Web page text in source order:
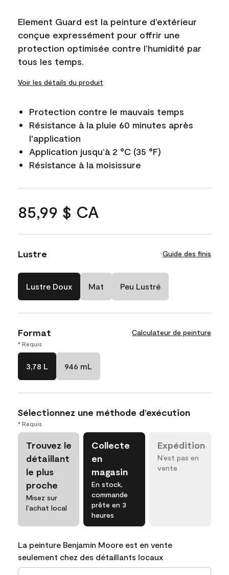
Element Guard est la peinture d’extérieur
conçue expressément pour offrir une
protection optimisée contre l’humidité par
tous les temps.
Voir les détails du produit
Protection contre le mauvais temps
Résistance à la pluie 60 minutes après
l'application
Application jusqu’à 2 °C (35 °F)
Résistance à la moisissure
85,99 $ CA
Lustre Guide des finis
Lustre Doux Mat Peu Lustré
Format Calculateur de peinture
* Requis
3,78 L 946 mL
Sélectionnez une méthode d’exécution
* Requis
Trouvez le
détaillant
le plus
proche
Misez sur
l’achat local
Collecte
en
magasin
En stock,
commande
prête en 3
heures
Expédition
N’est pas en
vente
La peinture Benjamin Moore est en vente
seulement chez des détaillants locaux